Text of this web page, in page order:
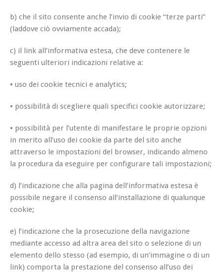
b) che il sito consente anche l’invio di cookie “terze parti”
(laddove ciò ovviamente accada);
c) il link all’informativa estesa, che deve contenere le
seguenti ulteriori indicazioni relative a:
• uso dei cookie tecnici e analytics;
• possibilità di scegliere quali specifici cookie autorizzare;
• possibilità per l’utente di manifestare le proprie opzioni
in merito all’uso dei cookie da parte del sito anche
attraverso le impostazioni del browser, indicando almeno
la procedura da eseguire per configurare tali impostazioni;
d) l’indicazione che alla pagina dell’informativa estesa è
possibile negare il consenso all’installazione di qualunque
cookie;
e) l’indicazione che la prosecuzione della navigazione
mediante accesso ad altra area del sito o selezione di un
elemento dello stesso (ad esempio, di un’immagine o di un
link) comporta la prestazione del consenso all’uso dei